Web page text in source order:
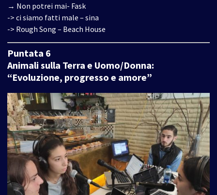
→ Non potrei mai- Fask
-> ci siamo fatti male – sina
-> Rough Song – Beach House
Puntata 6
Animali sulla Terra e Uomo/Donna:
“Evoluzione, progresso e amore”